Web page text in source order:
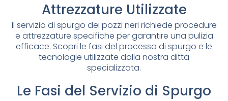
Attrezzature Utilizzate
Il servizio di spurgo dei pozzi neri richiede procedure
e attrezzature specifiche per garantire una pulizia
efficace. Scopri le fasi del processo di spurgo e le
tecnologie utilizzate dalla nostra ditta
specializzata.
Le Fasi del Servizio di Spurgo